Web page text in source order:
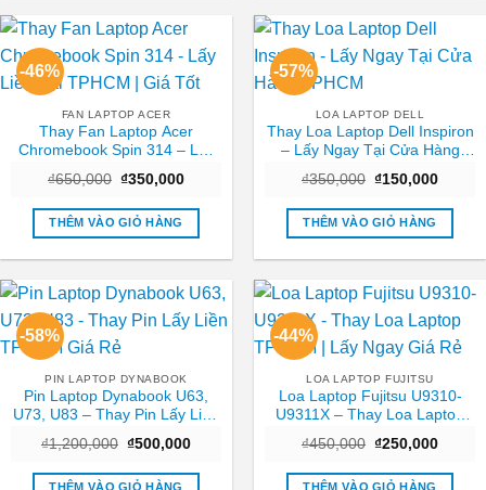
-46%
FAN LAPTOP ACER
Thay Fan Laptop Acer
Chromebook Spin 314 – Lấy
₫650,000 Giá
là:
₫650,000.
₫350,000Giá
tại
₫350,000.
THÊM VÀO GIỎ HÀNG
-57%
LOA LAPTOP DELL
Thay Loa Laptop Dell Inspiron
– Lấy Ngay Tại Cửa Hàng
₫350,000 Giá
là:
₫350,000.
₫150,000Giá
tại
THÊM VÀO GIỎ HÀNG
-58%
PIN LAPTOP DYNABOOK
Pin Laptop Dynabook U63,
U73, U83 – Thay Pin Lấy Liền
₫1,200,000 Giá
là:
₫1,200,000.
₫500,000Giá
tại
THÊM VÀO GIỎ HÀNG
-44%
LOA LAPTOP FUJITSU
Loa Laptop Fujitsu U9310-
U9311X – Thay Loa Laptop
₫450,000 Giá
là:
₫450,000.
₫250,000Giá
tại
THÊM VÀO GIỎ HÀNG